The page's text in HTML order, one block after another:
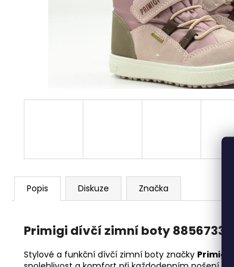
Popis Diskuze Značka
Primigi dívčí zimní boty 8856733
Stylové a funkční dívčí zimní boty značky Primigi